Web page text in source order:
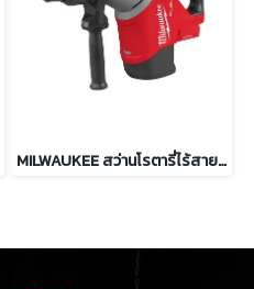
MILWAUKEE สว่านโรตารี่ไร้สาย 45 มม. SDS MAX รุ่น M18 FHACO745-0